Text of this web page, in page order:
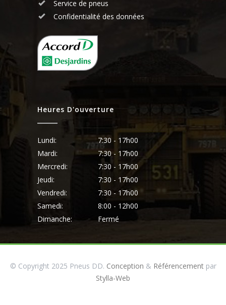
Service de pneus
Confidentialité des données
Heures D'ouverture
Lundi:
7:30 - 17h00
Mardi:
7:30 - 17h00
Mercredi:
7:30 - 17h00
Jeudi:
7:30 - 17h00
Vendredi:
7:30 - 17h00
Samedi:
8:00 - 12h00
Dimanche:
Fermé
© Copyright 2025 Pneus DD. Conception & Référencementpar
Stylla-Web